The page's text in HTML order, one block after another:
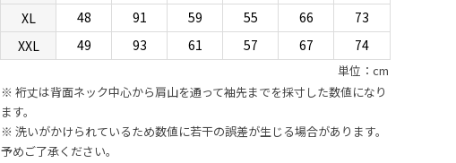
XL
48 91 59 55 66
73
XXL
49 93 61 57 67 74
単位：cm
※ 裄丈は背面ネック中心から肩山を通って袖先までを採寸した数値になり
ます。
※ 洗いがかけられているため数値に若干の誤差が生じる場合があります。
予めご了承ください。